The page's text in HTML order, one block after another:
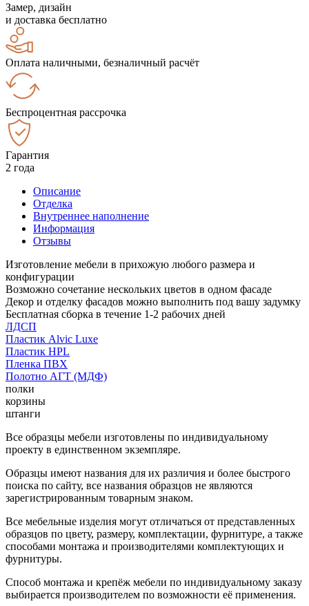
Замер, дизайн
и доставка бесплатно
Оплата наличными, безналичный расчёт
Беспроцентная рассрочка
Гарантия
2 года
Описание
Отделка
Внутреннее наполнение
Информация
Отзывы
Изготовление мебели в прихожую любого размера и
конфигурации
Возможно сочетание нескольких цветов в одном фасаде
Декор и отделку фасадов можно выполнить под вашу задумку
Бесплатная сборка в течение 1-2 рабочих дней
ЛДСП
Пластик Alvic Luxe
Пластик HPL
Пленка ПВХ
Полотно АГТ (МДФ)
полки
корзины
штанги
Все образцы мебели изготовлены по индивидуальному
проекту в единственном экземпляре.
Образцы имеют названия для их различия и более быстрого
поиска по сайту, все названия образцов не являются
зарегистрированным товарным знаком.
Все мебельные изделия могут отличаться от представленных
образцов по цвету, размеру, комплектации, фурнитуре, а также
способами монтажа и производителями комплектующих и
фурнитуры.
Способ монтажа и крепёж мебели по индивидуальному заказу
выбирается производителем по возможности её применения.